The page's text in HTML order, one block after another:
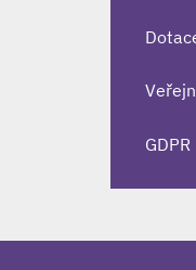
GDPR